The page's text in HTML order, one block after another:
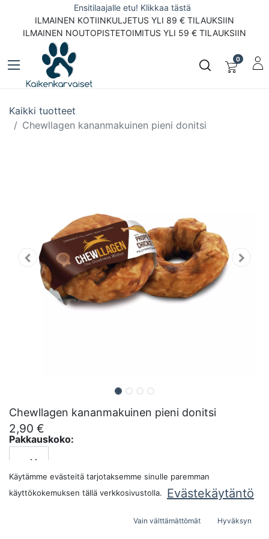
Ensitilaajalle etu! Klikkaa tästä
ILMAINEN KOTIINKULJETUS YLI 89 € TILAUKSIIN
ILMAINEN NOUTOPISTETOIMITUS YLI 59 € TILAUKSIIN
0
Kaikki tuotteet
Chewllagen kananmakuinen pieni donitsi
Chewllagen kananmakuinen pieni donitsi
2,90 €
Pakkauskoko:
LISÄÄ OSTOSKORIIN
Käytämme evästeitä tarjotaksemme sinulle paremman
käyttökokemuksen tällä verkkosivustolla.
Evästekäytäntö
Vain välttämättömät Hyväksyn